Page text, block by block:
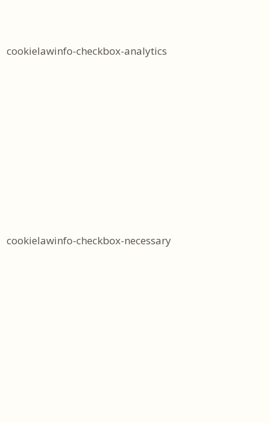
cookielawinfo-checkbox-analytics
cookielawinfo-checkbox-necessary